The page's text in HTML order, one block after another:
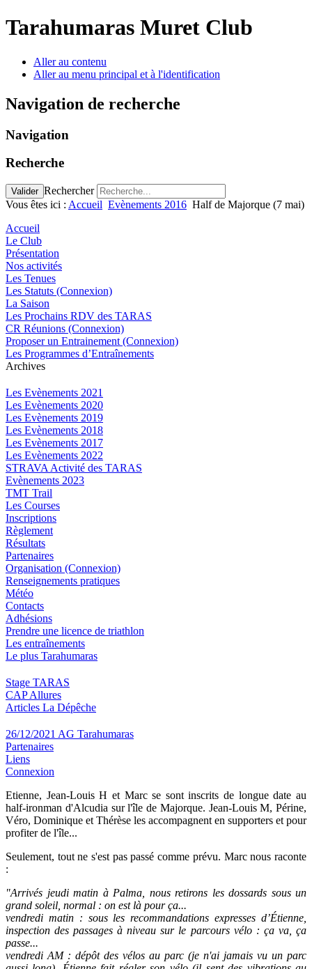
Tarahumaras Muret Club
Aller au contenu
Aller au menu principal et à l'identification
Navigation de recherche
Navigation
Recherche
Valider Rechercher
Vous êtes ici : Accueil Evènements 2016 Half de Majorque (7 mai)
Accueil
Le Club
Présentation
Nos activités
Les Tenues
Les Statuts (Connexion)
La Saison
Les Prochains RDV des TARAS
CR Réunions (Connexion)
Proposer un Entrainement (Connexion)
Les Programmes d’Entraînements
Archives
Les Evènements 2021
Les Evènements 2020
Les Evènements 2019
Les Evènements 2018
Les Evènements 2017
Les Evènements 2022
STRAVA Activité des TARAS
Evènements 2023
TMT Trail
Les Courses
Inscriptions
Règlement
Résultats
Partenaires
Organisation (Connexion)
Renseignements pratiques
Météo
Contacts
Adhésions
Prendre une licence de triathlon
Les entraînements
Le plus Tarahumaras
Stage TARAS
CAP Allures
Articles La Dépêche
26/12/2021 AG Tarahumaras
Partenaires
Liens
Connexion
Etienne, Jean-Louis H et Marc se sont inscrits de longue date au
half-ironman d'Alcudia sur l'île de Majorque. Jean-Louis M, Périne,
Véro, Dominique et Thérèse les accompagnent en supporters et pour
profiter de l'île...
Seulement, tout ne s'est pas passé comme prévu. Marc nous raconte
:
"Arrivés jeudimatin à Palma, nous retirons les dossards sous un
grand soleil, normal : on est là pour ça...
vendredi matin : sous les recommandations expresses d’Étienne,
inspection des passages à niveau sur le parcours vélo : ça va, ça
passe...
vendredi AM : dépôt des vélos au parc (je n'ai jamais vu un parc